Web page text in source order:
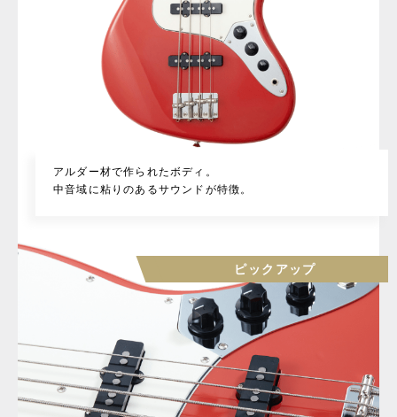
アルダー材で作られたボディ。
中音域に粘りのあるサウンドが特徴。
ピックアップ